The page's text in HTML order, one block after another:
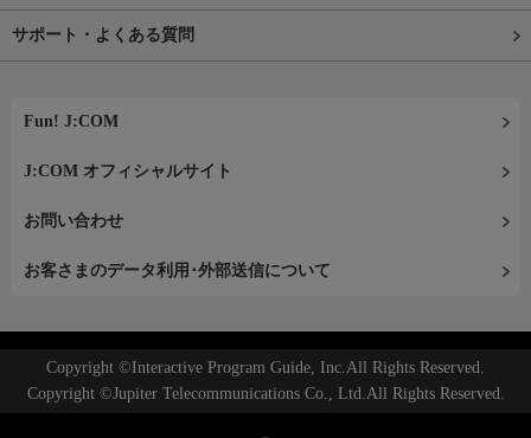
サポート・よくある質問
Fun! J:COM
J:COM オフィシャルサイト
お問い合わせ
お客さまのデータ利用･外部送信について
Copyright ©Interactive Program Guide, Inc.All Rights Reserved.
Copyright ©Jupiter Telecommunications Co., Ltd.All Rights Reserved.